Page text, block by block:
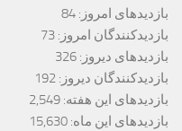
بازدیدهای امروز: 84
بازدیدکنندگان امروز: 73
بازدیدهای دیروز: 326
بازدیدکنندگان دیروز: 192
بازدیدهای این هفته: 2,549
بازدیدهای این ماه: 15,630